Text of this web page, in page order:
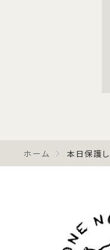
ホーム 本日保護